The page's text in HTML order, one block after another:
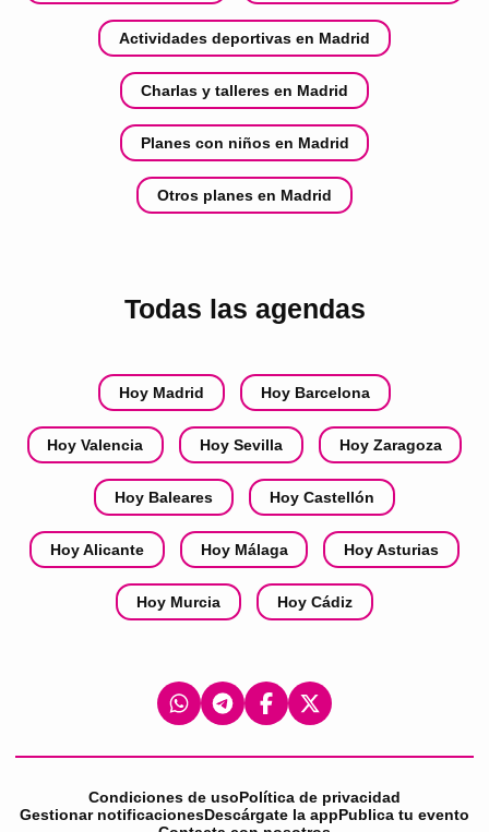
Actividades deportivas en Madrid
Charlas y talleres en Madrid
Planes con niños en Madrid
Otros planes en Madrid
Todas las agendas
Hoy Madrid Hoy Barcelona
Hoy Valencia Hoy Sevilla Hoy Zaragoza
Hoy Baleares Hoy Castellón
Hoy Alicante Hoy Málaga Hoy Asturias
Hoy Murcia Hoy Cádiz
Condiciones de usoPolítica de privacidad
Gestionar notificacionesDescárgate la appPublica tu evento